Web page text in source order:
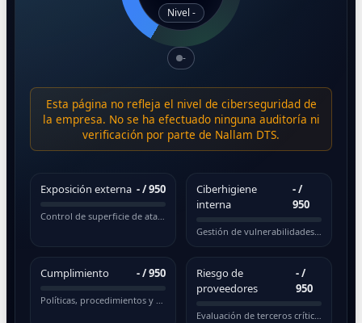
Nivel -
-
Esta página no refleja el nivel de ciberseguridad de
la empresa. No se ha efectuado ninguna auditoría ni
verificación por parte de Nallam DTS.
Exposición externa -/ 950
Control de superficie de ataque pública
Ciberhigiene
interna
-/
950
Gestión de vulnerabilidades y actualizaciones
Cumplimiento -/ 950
Políticas, procedimientos y normativas
Riesgo de
proveedores
-/
950
Evaluación de terceros críticos